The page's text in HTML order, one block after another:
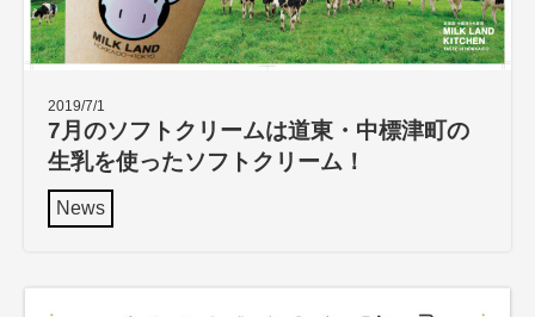
2019/7/1
7月のソフトクリームは道東・中標津町の
生乳を使ったソフトクリーム！
News